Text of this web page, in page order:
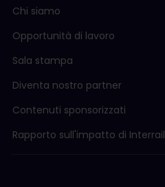
Chi siamo
Opportunità di lavoro
Sala stampa
Diventa nostro partner
Contenuti sponsorizzati
Rapporto sull'impatto di Interrail